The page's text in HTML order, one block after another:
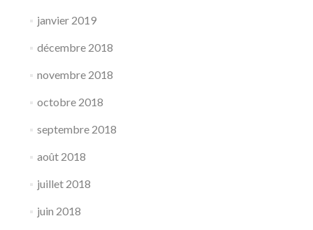
janvier 2019
décembre 2018
novembre 2018
octobre 2018
septembre 2018
août 2018
juillet 2018
juin 2018